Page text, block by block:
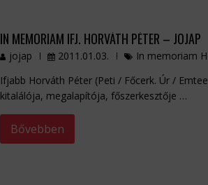
IN MEMORIAM IFJ. HORVÁTH PÉTER – JOJAP
jojap 2011.01.03.
In memoriam
Ifjabb Horváth Péter (Peti / Főcerk. Úr /
kitalálója, megalapítója, főszerkesztője …
Bővebben